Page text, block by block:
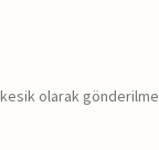
kesik olarak